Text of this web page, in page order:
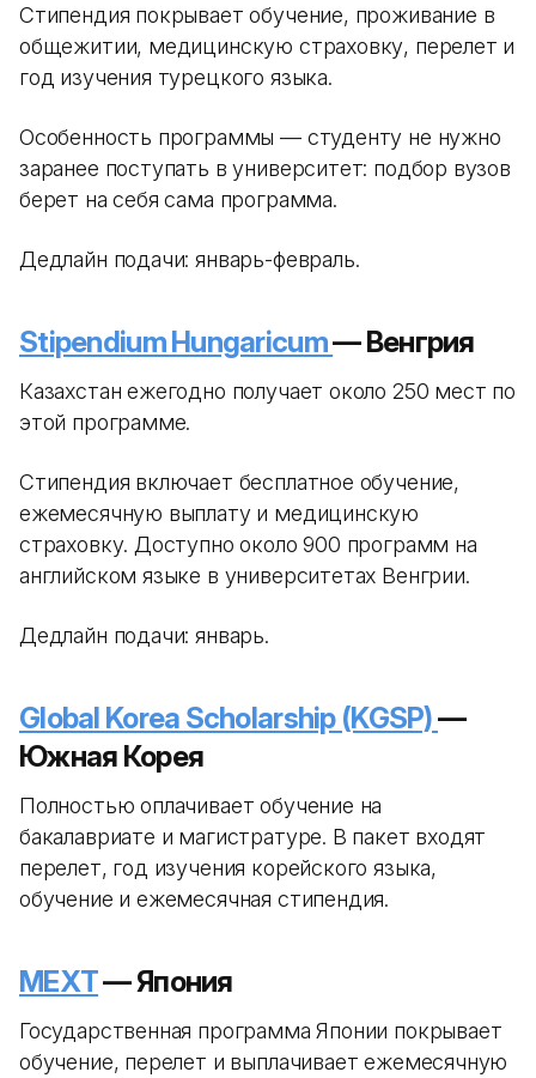
Стипендия покрывает обучение, проживание в
общежитии, медицинскую страховку, перелет и
год изучения турецкого языка.
Особенность программы — студенту не нужно
заранее поступать в университет: подбор вузов
берет на себя сама программа.
Дедлайн подачи: январь-февраль.
Stipendium Hungaricum— Венгрия
Казахстан ежегодно получает около 250 мест по
этой программе.
Стипендия включает бесплатное обучение,
ежемесячную выплату и медицинскую
страховку. Доступно около 900 программ на
английском языке в университетах Венгрии.
Дедлайн подачи: январь.
Global Korea Scholarship (KGSP)—
Южная Корея
Полностью оплачивает обучение на
бакалавриате и магистратуре. В пакет входят
перелет, год изучения корейского языка,
обучение и ежемесячная стипендия.
MEXT— Япония
Государственная программа Японии покрывает
обучение, перелет и выплачивает ежемесячную